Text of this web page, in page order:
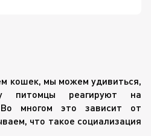
кошек, мы можем удивиться,
питомцы реагируют на
Во многом это зависит от
что такое социализация